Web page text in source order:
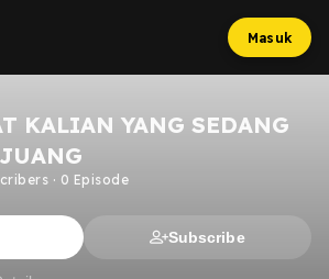
Masuk
KALIAN YANG SEDANG
· 0 Episode
Subscribe